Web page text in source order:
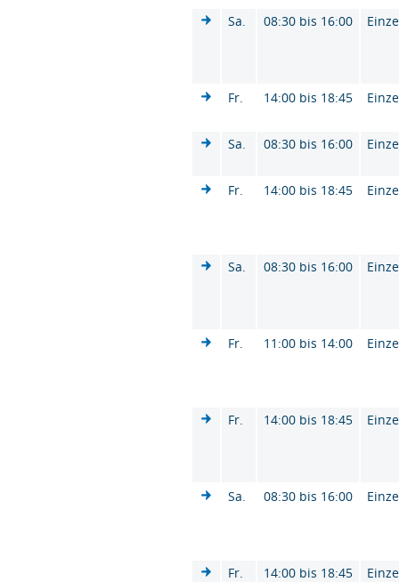
Sa. 08:30 bis 16:00
Fr. 14:00 bis 18:45
Sa. 08:30 bis 16:00
Fr. 14:00 bis 18:45
Sa. 08:30 bis 16:00
Fr. 11:00 bis 14:00
Fr. 14:00 bis 18:45
Sa. 08:30 bis 16:00
Fr. 14:00 bis 18:45